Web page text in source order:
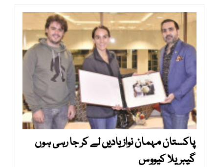
پاکستان مہمان نواز یادیں لے کر جا رہی ہوں
گیبریلا کیووس